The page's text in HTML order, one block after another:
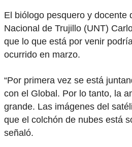
El biólogo pesquero y docente
Nacional de Trujillo (UNT)
que lo que está por venir
ocurrido en marzo.
“Por primera vez se está
con el Global. Por lo tanto, la
grande. Las imágenes del
que el colchón de nubes está
señaló.